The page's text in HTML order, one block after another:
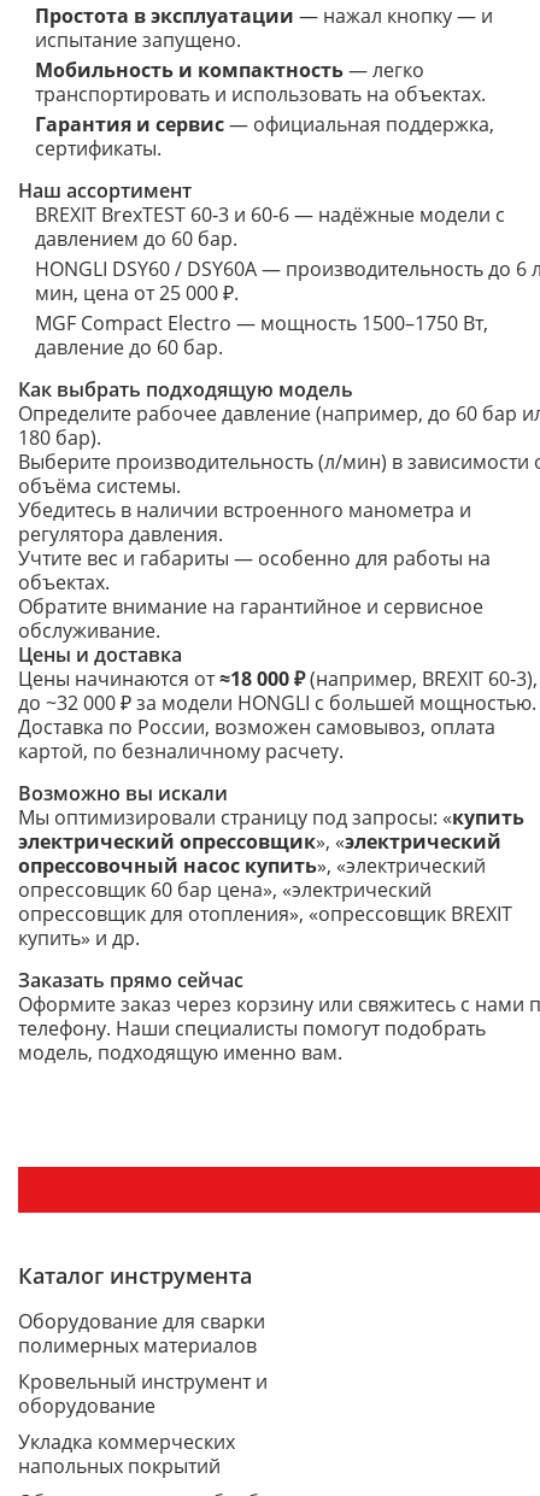
Простота в эксплуатации — нажал кнопку — и
испытание запущено.
Мобильность и компактность— легко
транспортировать и использовать на объектах.
Гарантия и сервис— официальная поддержка,
сертификаты.
Наш ассортимент
BREXIT BrexTEST 60‑3 и 60‑6 — надёжные модели с
давлением до 60 бар.
HONGLI DSY60 / DSY60A — производительность до 6
мин, цена от 25 000 ₽.
MGF Compact Electro — мощность 1500–1750 Вт,
давление до 60 бар.
Как выбрать подходящую модель
Определите рабочее давление (например, до 60 бар
180 бар).
Выберите производительность (л/мин) в зависимости
объёма системы.
Убедитесь в наличии встроенного манометра и
регулятора давления.
Учтите вес и габариты — особенно для работы на
объектах.
Обратите внимание на гарантийное и сервисное
обслуживание.
Цены и доставка
Цены начинаются от≈18 000 ₽(например, BREXIT 60‑3),
до ~32 000 ₽ за модели HONGLI с большей мощностью.
Доставка по России, возможен самовывоз, оплата
картой, по безналичному расчету.
Возможно вы искали
Мы оптимизировали страницу под запросы: «купить
электрический опрессовщик», «электрический
опрессовочный насос купить», «электрический
опрессовщик 60 бар цена», «электрический
опрессовщик для отопления», «опрессовщик BREXIT
купить» и др.
Заказать прямо сейчас
Оформите заказ через корзину или свяжитесь с нами
телефону. Наши специалисты помогут подобрать
модель, подходящую именно вам.
Каталог инструмента
Оборудование для сварки
полимерных материалов
Кровельный инструмент и
оборудование
Укладка коммерческих
напольных покрытий